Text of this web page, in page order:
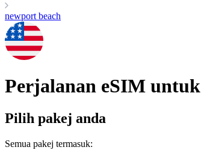
newport beach
Perjalanan eSIM untuk
Pilih pakej anda
Semua pakej termasuk: